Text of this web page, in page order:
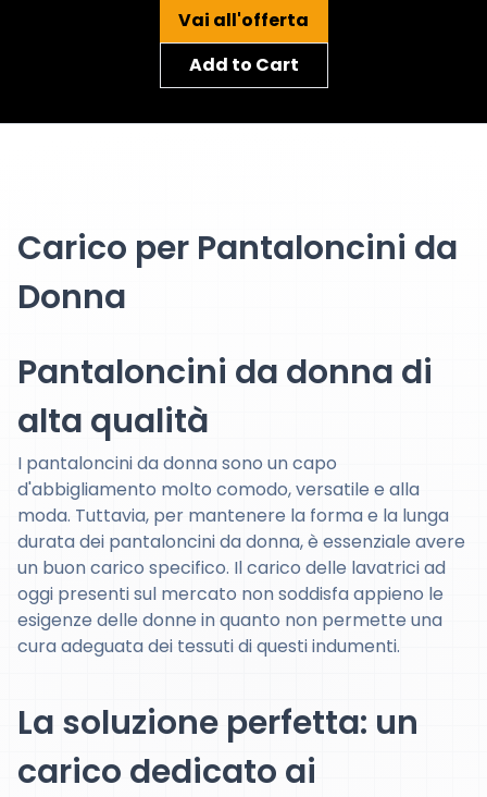
Vai all'offerta
Add to Cart
Carico per Pantaloncini da
Donna
Pantaloncini da donna di
alta qualità
I pantaloncini da donna sono un capo
d'abbigliamento molto comodo, versatile e alla
moda. Tuttavia, per mantenere la forma e la lunga
durata dei pantaloncini da donna, è essenziale avere
un buon carico specifico. Il carico delle lavatrici ad
oggi presenti sul mercato non soddisfa appieno le
esigenze delle donne in quanto non permette una
cura adeguata dei tessuti di questi indumenti.
La soluzione perfetta: un
carico dedicato ai